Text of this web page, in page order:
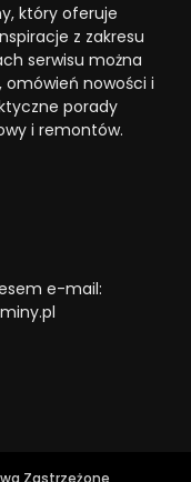
który oferuje
z zakresu
serwisu można
omówień nowości i
porady
i remontów.
e-mail:
Zastrzeżone